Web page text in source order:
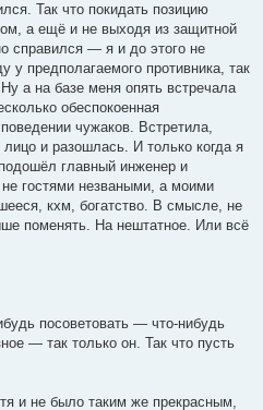
Так что покидать позицию
а ещё и не выходя из защитной
справился — я и до этого не
у предполагаемого противника, так
а на базе меня опять встречала
обеспокоенная
чужаков. Встретила,
и разошлась. И только когда я
главный инженер и
гостями незваными, а моими
кхм, богатство. В смысле, не
поменять. На нештатное. Или всё
посоветовать — что-нибудь
— так только он. Так что пусть
и не было таким же прекрасным,